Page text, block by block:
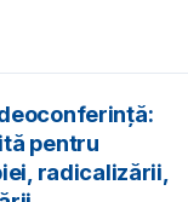
pentru
radicalizării,